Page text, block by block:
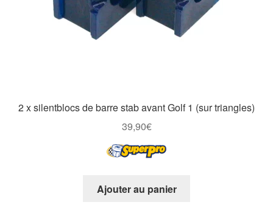
2 x silentblocs de barre stab avant Golf 1 (sur triangles)
39,90€
Ajouter au panier